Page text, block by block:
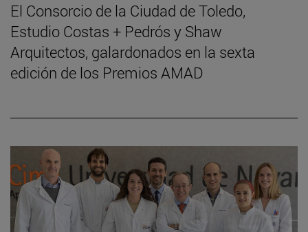
El Consorcio de la Ciudad de Toledo,
Estudio Costas + Pedrós y Shaw
Arquitectos, galardonados en la sexta
edición de los Premios AMAD